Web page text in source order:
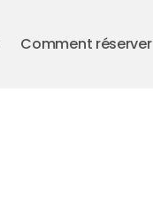
Comment réserver